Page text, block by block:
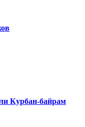
Курбан-байрам